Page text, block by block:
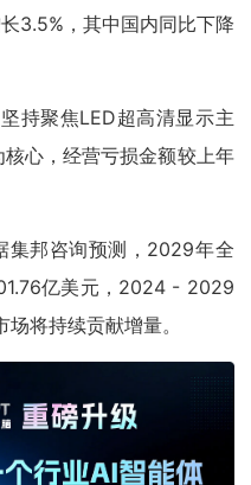
3.5%，其中国内同比下降
持聚焦LED超高清显示主
心，经营亏损金额较上年
集邦咨询预测，2029年全
亿美元，2024 - 2029
将持续贡献增量。